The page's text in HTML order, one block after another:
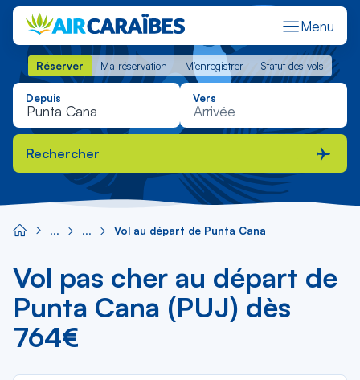
Menu
Réserver Ma réservation M'enregistrer Statut des vols
Réserver Ma réservation M'enregistrer Statut des vols
Depuis Vers
Rechercher
Vol au départ de Punta Cana
Vol pas cher au départ de
Punta Cana (PUJ) dès
764€